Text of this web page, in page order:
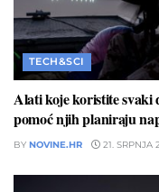
TECH&SCI
Alati koje koristite svaki
pomoć njih planiraju
BY NOVINE.HR 21. SRPNJA